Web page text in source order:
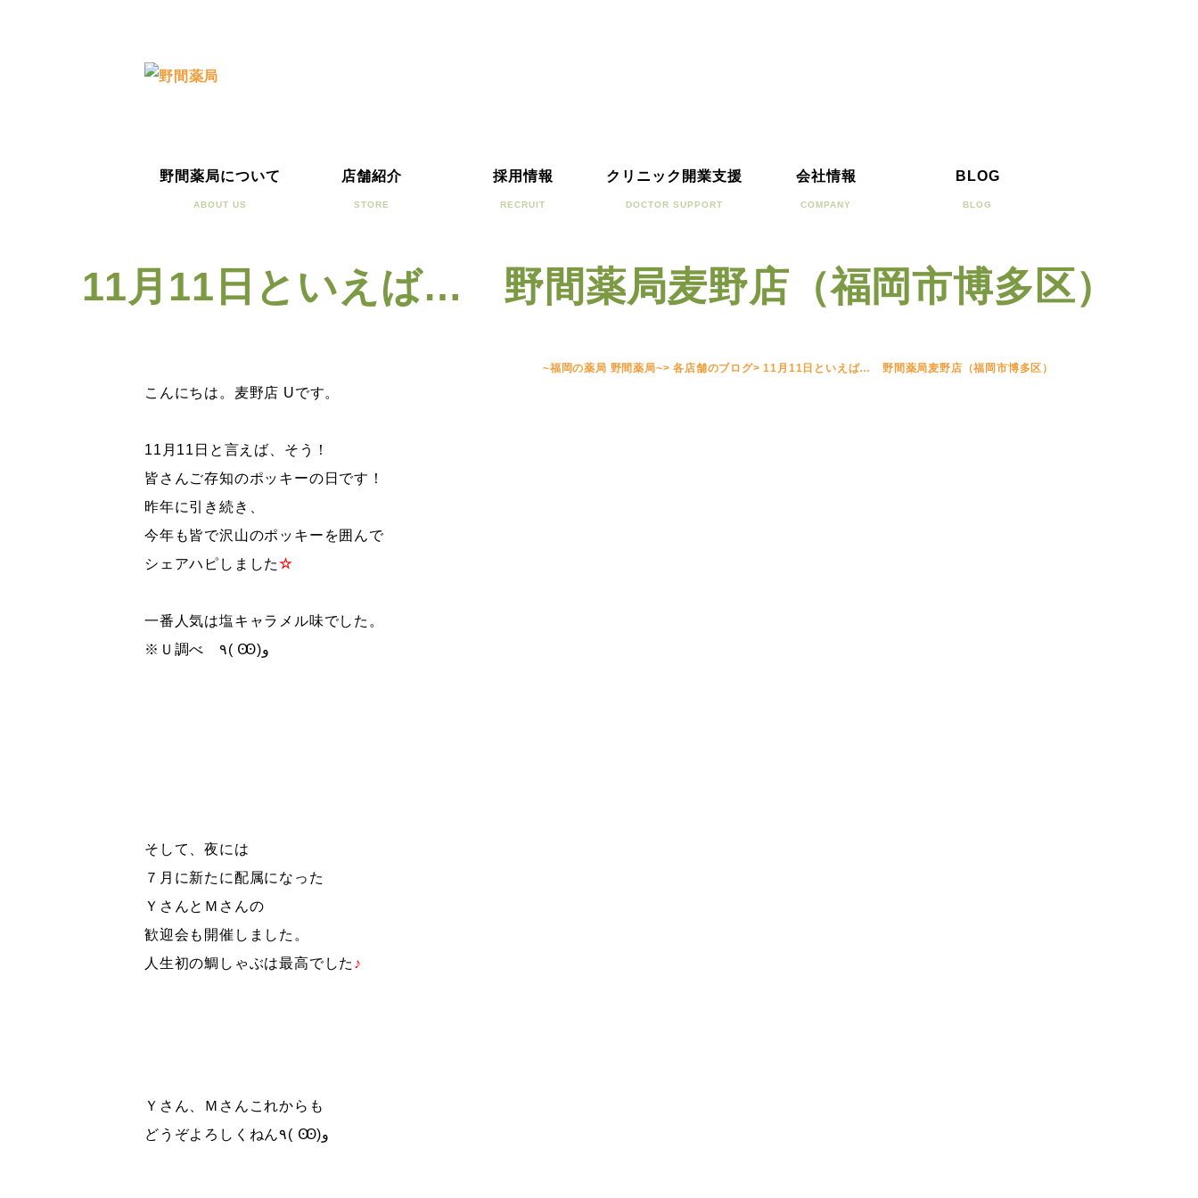
野間薬局について
ABOUT US
店舗紹介
STORE
採用情報
RECRUIT
クリニック開業支援
DOCTOR SUPPORT
会社情報
COMPANY
BLOG
BLOG
11月11日といえば… 野間薬局麦野店（福岡市博多区）
~福岡の薬局 野間薬局~>各店舗のブログ>11月11日といえば… 野間薬局麦野店（福岡市博多区）
こんにちは。麦野店 Uです。
11月11日と言えば、そう！
皆さんご存知のポッキーの日です！
昨年に引き続き、
今年も皆で沢山のポッキーを囲んで
シェアハピしました☆
一番人気は塩キャラメル味でした。
※Ｕ調べ ٩( Ꙭ)و
そして、夜には
７月に新たに配属になった
ＹさんとＭさんの
歓迎会も開催しました。
人生初の鯛しゃぶは最高でした ♪
Ｙさん、Ｍさんこれからも
どうぞよろしくねん٩( Ꙭ)و